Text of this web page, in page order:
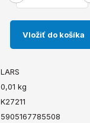
Vložiť do košíka
LARS
0,01 kg
K27211
5905167785508